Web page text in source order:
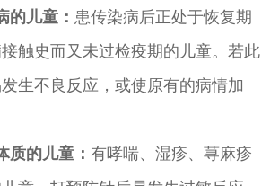
儿童： 患传染病后正处于恢复期
触史而又未过检疫期的儿童。若此
生不良反应，或使原有的病情加
的儿童： 有哮喘、湿疹、荨麻疹